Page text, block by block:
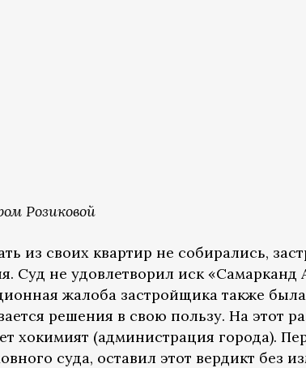
Розиковой
из своих квартир не собирались,
Суд не удовлетворил иск «Самарканд
жалоба застройщика также
решения в свою пользу. На этот
хокимият (администрация города).
суда, оставил этот вердикт без